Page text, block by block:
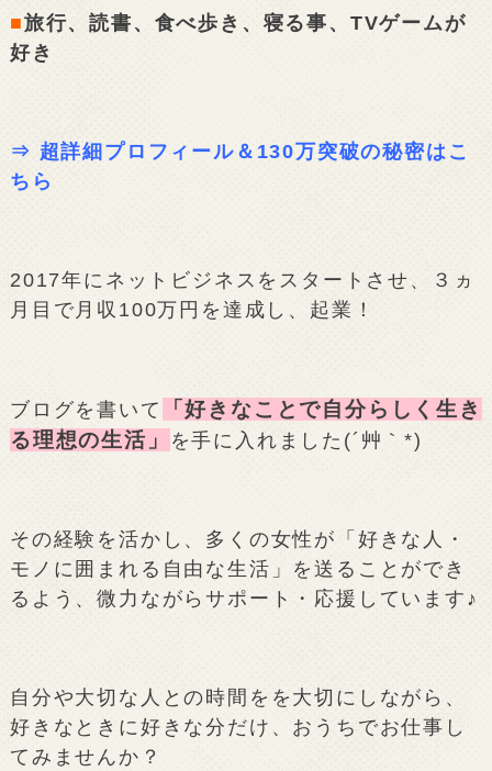
■旅行、読書、食べ歩き、寝る事、TVゲームが
好き
⇒ 超詳細プロフィール＆130万突破の秘密はこ
ちら
2017年にネットビジネスをスタートさせ、３ヵ
月目で月収100万円を達成し、起業！
ブログを書いて
「好きなことで自分らしく生き
る理想の生活」
を手に入れました(´艸｀*)
その経験を活かし、多くの女性が「好きな人・
モノに囲まれる自由な生活」を送ることができ
るよう、微力ながらサポート・応援しています♪
自分や大切な人との時間をを大切にしながら、
好きなときに好きな分だけ、おうちでお仕事し
てみませんか？